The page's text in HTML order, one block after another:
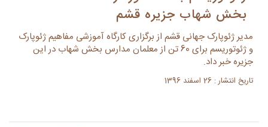
بخش شهاب جزیره قشم
مدیر ژئوپارک جهانی قشم از برگزاری كارگاه آموزشی مفاهیم ژئوپارک
و ژئوتوریسم برای 60 تن از معلمان مدارس بخش شهاب در این
جزیره خبر داد.
تاریخ انتشار : 26 اسفند 1396